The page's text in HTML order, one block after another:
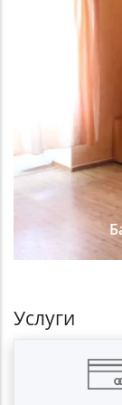
Услуги